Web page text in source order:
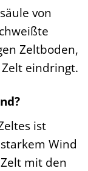
von
Zeltboden,
eindringt.
ist
Wind
mit den